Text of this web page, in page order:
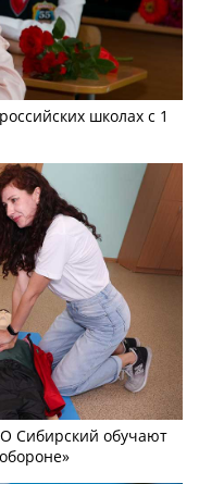
школах с 1
Сибирский обучают